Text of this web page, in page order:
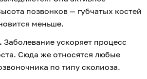
позвонков — губчатых костей
меньше.
Заболевание ускоряет процесс
Сюда же относятся любые
по типу сколиоза.